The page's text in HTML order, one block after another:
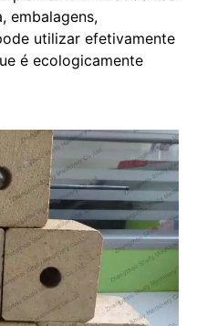
embalagens,
utilizar efetivamente
é ecologicamente